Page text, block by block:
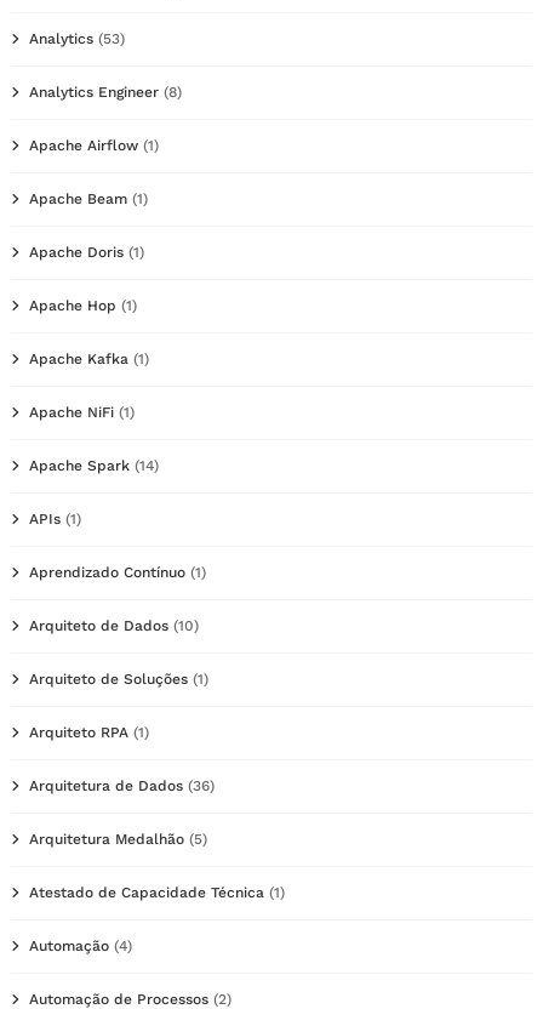
Analytics (53)
Analytics Engineer (8)
Apache Airflow (1)
Apache Beam (1)
Apache Doris (1)
Apache Hop (1)
Apache Kafka (1)
Apache NiFi (1)
Apache Spark (14)
APIs (1)
Aprendizado Contínuo (1)
Arquiteto de Dados (10)
Arquiteto de Soluções (1)
Arquiteto RPA (1)
Arquitetura de Dados (36)
Arquitetura Medalhão (5)
Atestado de Capacidade Técnica (1)
Automação (4)
Automação de Processos (2)